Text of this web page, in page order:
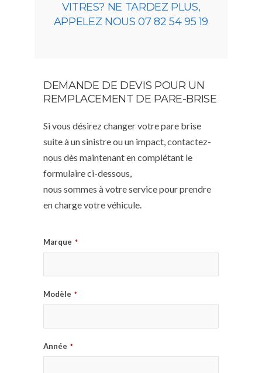
VITRES? NE TARDEZ PLUS,
APPELEZ NOUS 07 82 54 95 19
DEMANDE DE DEVIS POUR UN
REMPLACEMENT DE PARE-BRISE
Si vous désirez changer votre pare brise
suite à un sinistre ou un impact, contactez-
nous dès maintenant en complétant le
formulaire ci-dessous,
nous sommes à votre service pour prendre
en charge votre véhicule.
Marque *
Modèle *
Année *